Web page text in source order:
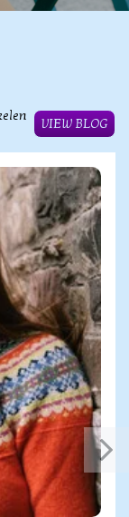
VIEW BLOG